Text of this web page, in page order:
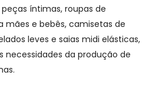
íntimas, roupas de
mães e bebês, camisetas de
leves e saias midi elásticas,
necessidades da produção de